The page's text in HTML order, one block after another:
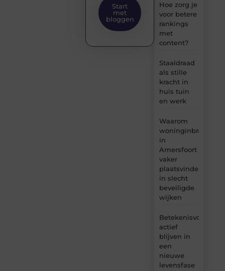
Hoe zorg je
voor betere
rankings
met
content?
Staaldraad
als stille
kracht in
huis tuin
en werk
Waarom
woninginbraken
in
Amersfoort
vaker
plaatsvinden
in slecht
beveiligde
wijken
Betekenisvol
actief
blijven in
een
nieuwe
levensfase
Start
met
bloggen